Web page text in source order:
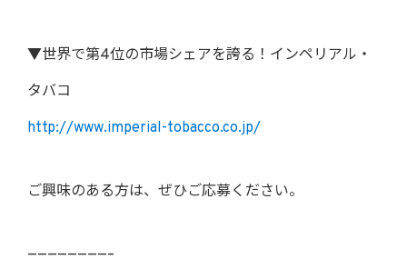
▼世界で第4位の市場シェアを誇る！インペリアル・
タバコ
http://www.imperial-tobacco.co.jp/
ご興味のある方は、ぜひご応募ください。
————————–